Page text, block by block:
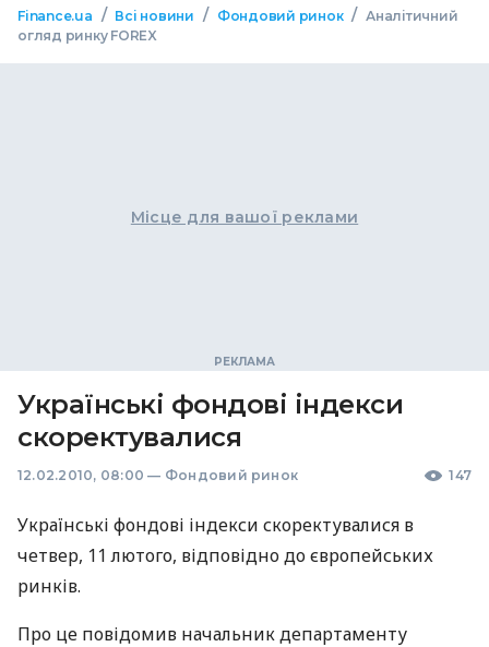
Finance.ua / Всі новини / Фондовий ринок / Аналітичний
огляд ринку FOREX
Місце для вашої реклами
Українські фондові індекси
скоректувалися
12.02.2010, 08:00 — Фондовий ринок 147
Українські фондові індекси скоректувалися в
четвер, 11 лютого, відповідно до європейських
ринків.
Про це повідомив начальник департаменту